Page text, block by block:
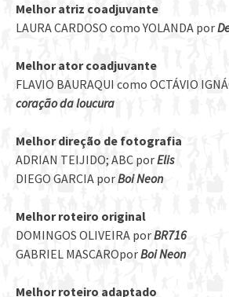
Melhor atriz coadjuvante
LAURA CARDOSO como YOLANDA por
Melhor ator coadjuvante
FLAVIO BAURAQUI como OCTÁVIO
coração da loucura
Melhor direção de fotografia
ADRIAN TEIJIDO; ABC porElis
DIEGO GARCIA porBoi Neon
Melhor roteiro original
DOMINGOS OLIVEIRA porBR716
GABRIEL MASCAROporBoi Neon
Melhor roteiro adaptado